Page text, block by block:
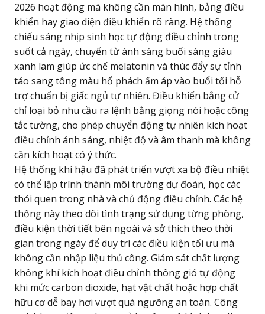
2026 hoạt động mà không cần màn hình, bảng điều
khiển hay giao diện điều khiển rõ ràng. Hệ thống
chiếu sáng nhịp sinh học tự động điều chỉnh trong
suốt cả ngày, chuyển từ ánh sáng buổi sáng giàu
xanh lam giúp ức chế melatonin và thúc đẩy sự tỉnh
táo sang tông màu hổ phách ấm áp vào buổi tối hỗ
trợ chuẩn bị giấc ngủ tự nhiên. Điều khiển bằng cử
chỉ loại bỏ nhu cầu ra lệnh bằng giọng nói hoặc công
tắc tường, cho phép chuyển động tự nhiên kích hoạt
điều chỉnh ánh sáng, nhiệt độ và âm thanh mà không
cần kích hoạt có ý thức.
Hệ thống khí hậu đã phát triển vượt xa bộ điều nhiệt
có thể lập trình thành môi trường dự đoán, học các
thói quen trong nhà và chủ động điều chỉnh. Các hệ
thống này theo dõi tình trạng sử dụng từng phòng,
điều kiện thời tiết bên ngoài và sở thích theo thời
gian trong ngày để duy trì các điều kiện tối ưu mà
không cần nhập liệu thủ công. Giám sát chất lượng
không khí kích hoạt điều chỉnh thông gió tự động
khi mức carbon dioxide, hạt vật chất hoặc hợp chất
hữu cơ dễ bay hơi vượt quá ngưỡng an toàn. Công